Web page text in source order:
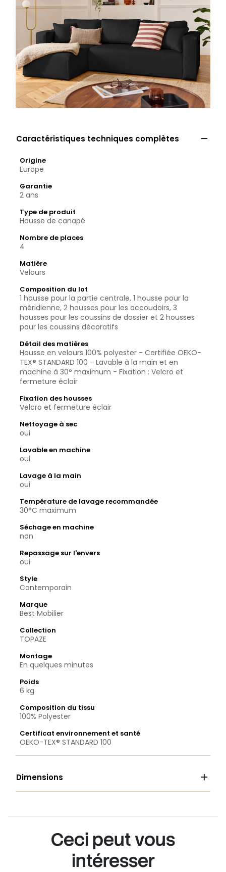
Caractéristiques techniques complètes 
Origine
Europe
Garantie
2 ans
Type de produit
Housse de canapé
Nombre de places
4
Matière
Velours
Composition du lot
1 housse pour la partie centrale, 1 housse pour la
méridienne, 2 housses pour les accoudoirs, 3
housses pour les coussins de dossier et 2 housses
pour les coussins décoratifs
Détail des matières
Housse en velours 100% polyester - Certifiée OEKO-
TEX® STANDARD 100 - Lavable à la main et en
machine à 30° maximum - Fixation : Velcro et
fermeture éclair
Fixation des housses
Velcro et fermeture éclair
Nettoyage à sec
oui
Lavable en machine
oui
Lavage à la main
oui
Température de lavage recommandée
30°C maximum
Séchage en machine
non
Repassage sur l'envers
oui
Style
Contemporain
Marque
Best Mobilier
Collection
TOPAZE
Montage
En quelques minutes
Poids
6 kg
Composition du tissu
100% Polyester
Certificat environnement et santé
OEKO-TEX® STANDARD 100
Dimensions 
Ceci peut vous
intéresser